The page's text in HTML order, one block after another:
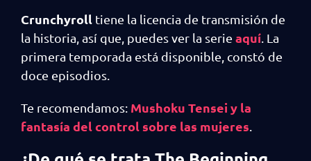
Crunchyroll tiene la licencia de transmisión de
la historia, así que, puedes ver la serie aquí . La
primera temporada está disponible, constó de
doce episodios.
Te recomendamos: Mushoku Tensei y la
fantasía del control sobre las mujeres